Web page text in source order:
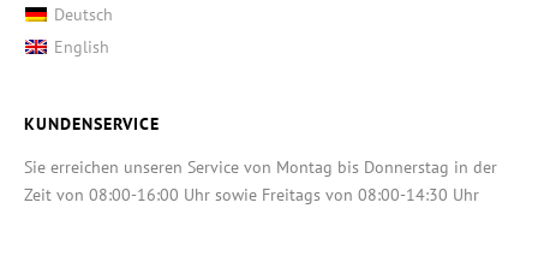
Deutsch
English
KUNDENSERVICE
Sie erreichen unseren Service von Montag bis Donnerstag in der
Zeit von 08:00-16:00 Uhr sowie Freitags von 08:00-14:30 Uhr